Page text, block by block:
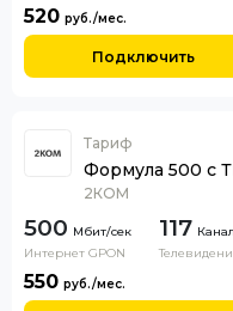
520
Подключить
Тариф
Формула 500 c
2КОМ
500
Интернет GPON
117
550